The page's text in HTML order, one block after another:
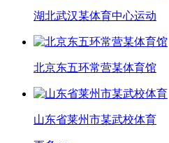
湖北武汉某体育中心运动
北京东五环常营某体育馆
山东省莱州市某武校体育